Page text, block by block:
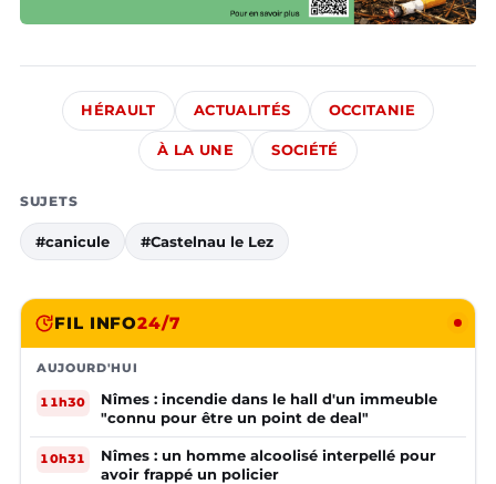
HÉRAULT ACTUALITÉS OCCITANIE
À LA UNE SOCIÉTÉ
SUJETS
#canicule #Castelnau le Lez
FIL INFO24/7
AUJOURD'HUI
11h30
Nîmes : incendie dans le hall d'un immeuble
"connu pour être un point de deal"
10h31
Nîmes : un homme alcoolisé interpellé pour
avoir frappé un policier